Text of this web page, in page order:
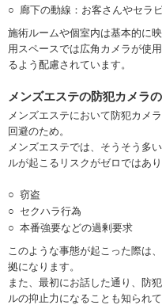
廊下の動線：お客さんやセラ
施術ルームや個室内は基本的に
用スペースでは広角カメラが使
るよう配慮されています。
メンズエステの防犯カメラ
メンズエステにおいて防犯カメ
回避のため。
メンズエステでは、そうそう多
ルが起こるリスクがゼロではあり
窃盗
セクハラ行為
本番強要などの過剰要求
このような事態が起こった際は
拠になります。
また、最初にお話した通り、防
ルの抑止力になることも知られて